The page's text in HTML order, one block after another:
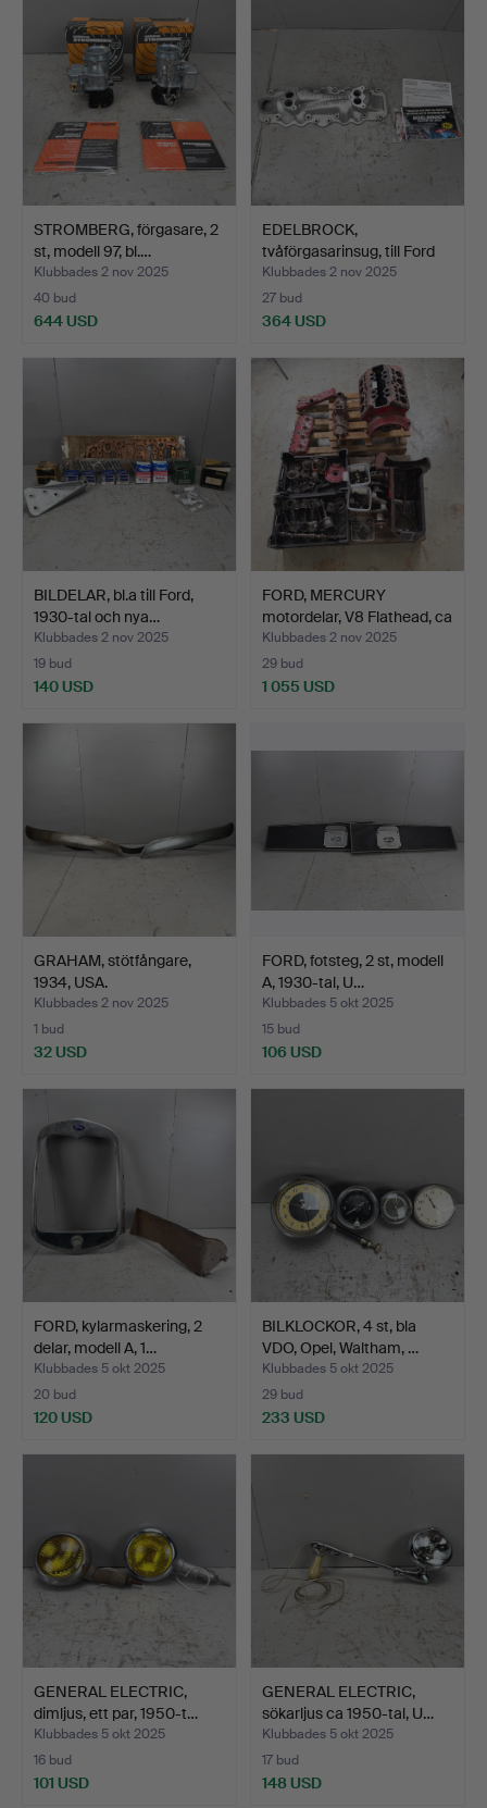
STROMBERG, förgasare, 2
st, modell 97, bl.…
Klubbades 2 nov 2025
40 bud
644 USD
EDELBROCK,
tvåförgasarinsug, till Ford
V8 …
Klubbades 2 nov 2025
27 bud
364 USD
BILDELAR, bl.a till Ford,
1930-tal och nya…
Klubbades 2 nov 2025
19 bud
140 USD
FORD, MERCURY
motordelar, V8 Flathead, ca
…
Klubbades 2 nov 2025
29 bud
1 055 USD
GRAHAM, stötfångare,
1934, USA.
Klubbades 2 nov 2025
1 bud
32 USD
FORD, fotsteg, 2 st, modell
A, 1930-tal, U…
Klubbades 5 okt 2025
15 bud
106 USD
FORD, kylarmaskering, 2
delar, modell A, 1…
Klubbades 5 okt 2025
20 bud
120 USD
BILKLOCKOR, 4 st, bla
VDO, Opel, Waltham, …
Klubbades 5 okt 2025
29 bud
233 USD
GENERAL ELECTRIC,
dimljus, ett par, 1950-t…
Klubbades 5 okt 2025
16 bud
101 USD
GENERAL ELECTRIC,
sökarljus ca 1950-tal, U…
Klubbades 5 okt 2025
17 bud
148 USD